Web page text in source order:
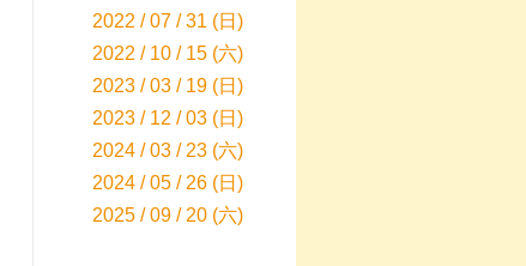
2022 / 07 / 31 (日)
2022 / 10 / 15 (六)
2023 / 03 / 19 (日)
2023 / 12 / 03 (日)
2024 / 03 / 23 (六)
2024 / 05 / 26 (日)
2025 / 09 / 20 (六)